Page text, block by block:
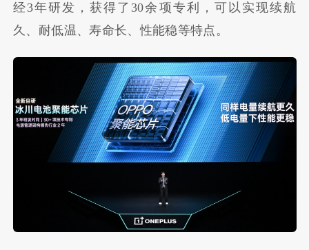
经3年研发，获得了30余项专利，可以实现续航
久、耐低温、寿命长、性能稳等特点。